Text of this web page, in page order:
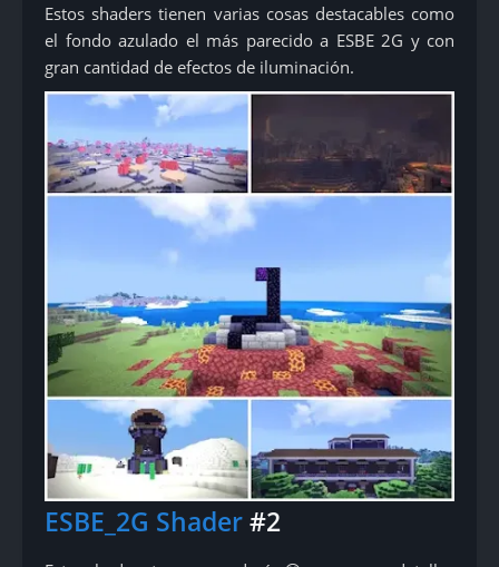
Estos shaders tienen varias cosas destacables como
el fondo azulado el más parecido a ESBE 2G y con
gran cantidad de efectos de iluminación.
ESBE_2G Shader#2